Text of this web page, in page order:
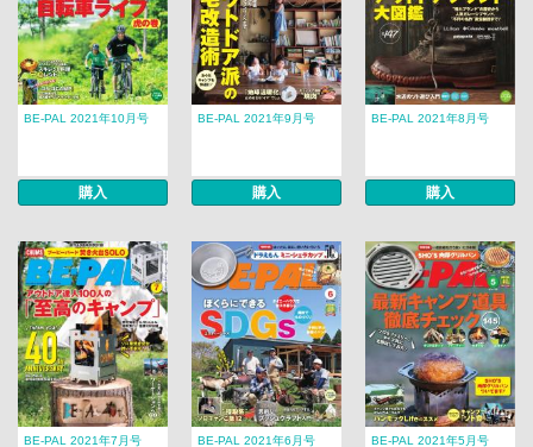
BE-PAL 2021年10月号
購入
BE-PAL 2021年9月号
購入
BE-PAL 2021年8月号
購入
BE-PAL 2021年7月号 BE-PAL 2021年6月号 BE-PAL 2021年5月号